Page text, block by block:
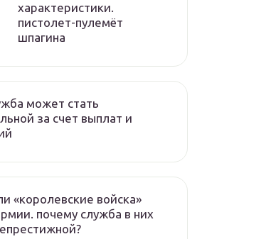
характеристики.
пистолет-пулемёт
шпагина
может стать
за счет выплат и
«королевские войска»
почему служба в них